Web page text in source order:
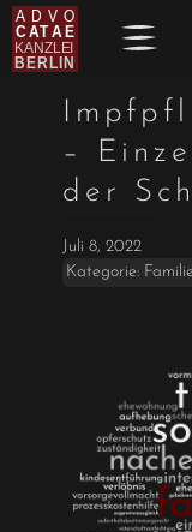
–
der
Juli 8, 2022
Kategorie: